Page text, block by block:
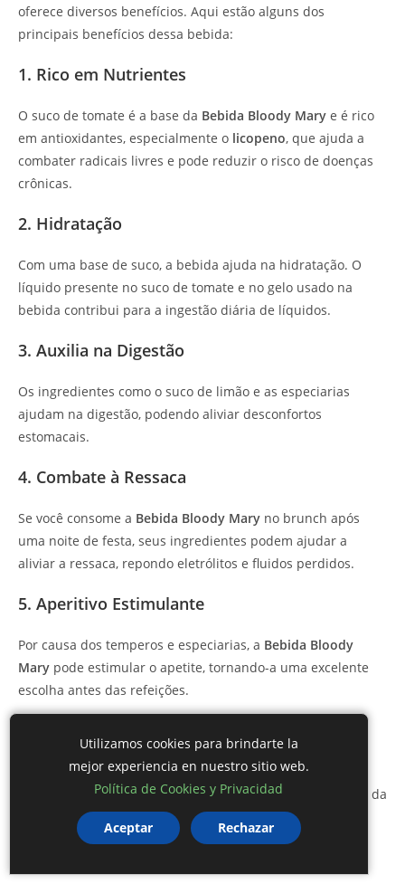
oferece diversos benefícios. Aqui estão alguns dos
principais benefícios dessa bebida:
1. Rico em Nutrientes
O suco de tomate é a base da Bebida Bloody Mary e é rico
em antioxidantes, especialmente o licopeno, que ajuda a
combater radicais livres e pode reduzir o risco de doenças
crônicas.
2. Hidratação
Com uma base de suco, a bebida ajuda na hidratação. O
líquido presente no suco de tomate e no gelo usado na
bebida contribui para a ingestão diária de líquidos.
3. Auxilia na Digestão
Os ingredientes como o suco de limão e as especiarias
ajudam na digestão, podendo aliviar desconfortos
estomacais.
4. Combate à Ressaca
Se você consome a Bebida Bloody Mary no brunch após
uma noite de festa, seus ingredientes podem ajudar a
aliviar a ressaca, repondo eletrólitos e fluidos perdidos.
5. Aperitivo Estimulante
Por causa dos temperos e especiarias, a Bebida Bloody
Mary pode estimular o apetite, tornando-a uma excelente
escolha antes das refeições.
O suco de tomate contém várias vitaminas, incluindo
evitamina A, que são essenciais para a saúde da
pele e do sistema imunológico.
Utilizamos cookies para brindarte la
mejor experiencia en nuestro sitio web.
Política de Cookies y Privacidad
Aceptar Rechazar